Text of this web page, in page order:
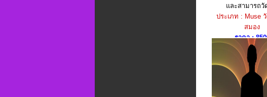
และสามารถวั
ประเภท : Muse
สมอง
ราคา :